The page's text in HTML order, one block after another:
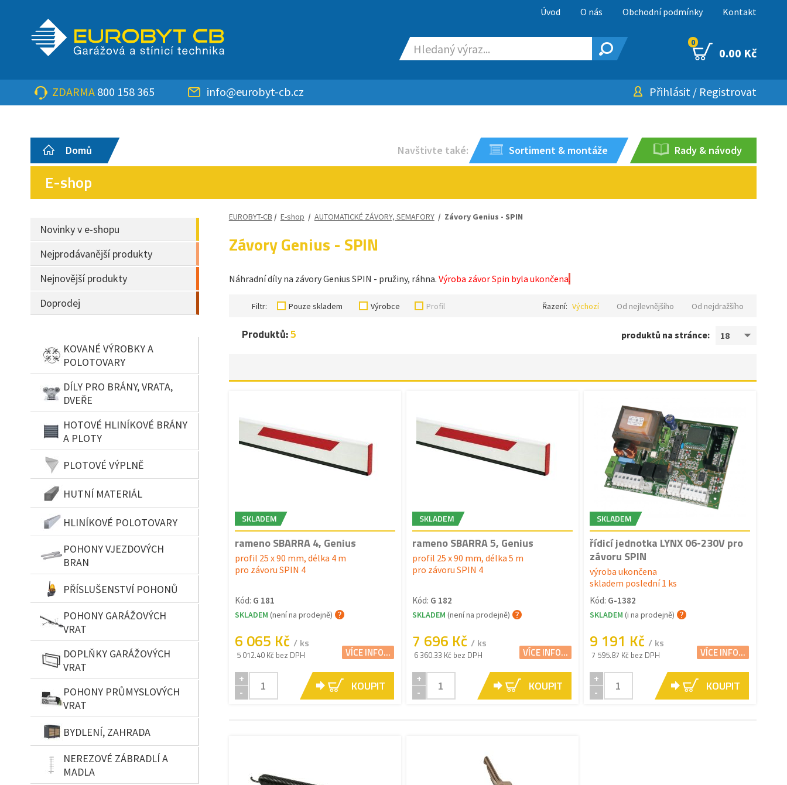
Úvod O nás Obchodní podmínky Kontakt
0
0.00 Kč
ZDARMA 800 158 365 info@eurobyt-cb.cz Přihlásit / Registrovat
Domů Navštivte také: Sortiment & montáže Rady & návody
E-shop
Novinky v e-shopu
Nejprodávanější produkty
Nejnovější produkty
Doprodej
KOVANÉ VÝROBKY A
POLOTOVARY
DÍLY PRO BRÁNY, VRATA,
DVEŘE
HOTOVÉ HLINÍKOVÉ BRÁNY
A PLOTY
PLOTOVÉ VÝPLNĚ
HUTNÍ MATERIÁL
HLINÍKOVÉ POLOTOVARY
POHONY VJEZDOVÝCH
BRAN
PŘÍSLUŠENSTVÍ POHONŮ
POHONY GARÁŽOVÝCH
VRAT
DOPLŇKY GARÁŽOVÝCH
VRAT
POHONY PRŮMYSLOVÝCH
VRAT
BYDLENÍ, ZAHRADA
NEREZOVÉ ZÁBRADLÍ A
MADLA
EUROBYT-CB / E-shop / AUTOMATICKÉ ZÁVORY, SEMAFORY/ Závory Genius - SPIN
Závory Genius - SPIN
Náhradní díly na závory Genius SPIN - pružiny, ráhna. Výroba závor Spin byla ukončena.
Filtr: Pouze skladem Výrobce Profil Řazení: Výchozí Od nejlevnějšího Od nejdražšího
produktů na stránce: 18
Produktů:5
SKLADEM
rameno SBARRA 4, Genius
profil 25 x 90 mm, délka 4 m
pro závoru SPIN 4
Kód: G 181
SKLADEM (není na prodejně)
6 065 Kč / ks
5 012.40 Kč bez DPH VÍCE INFO...
+
-
KOUPIT
SKLADEM
rameno SBARRA 5, Genius
profil 25 x 90 mm, délka 5 m
pro závoru SPIN 4
Kód: G 182
SKLADEM (není na prodejně)
7 696 Kč / ks
6 360.33 Kč bez DPH VÍCE INFO...
+
-
KOUPIT
SKLADEM
řídicí jednotka LYNX 06-230V pro
závoru SPIN
výroba ukončena
skladem poslední 1 ks
Kód: G-1382
SKLADEM (i na prodejně)
9 191 Kč / ks
7 595.87 Kč bez DPH VÍCE INFO...
+
-
KOUPIT